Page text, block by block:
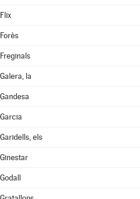
Flix
Forès
Freginals
Galera, la
Gandesa
Garcia
Garidells, els
Ginestar
Godall